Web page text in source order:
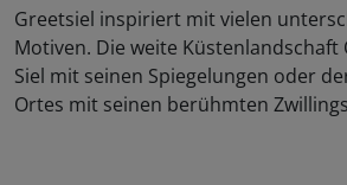
Greetsiel inspiriert mit vielen
Motiven. Die weite
Siel mit seinen Spiegelungen oder
Ortes mit seinen berühmten